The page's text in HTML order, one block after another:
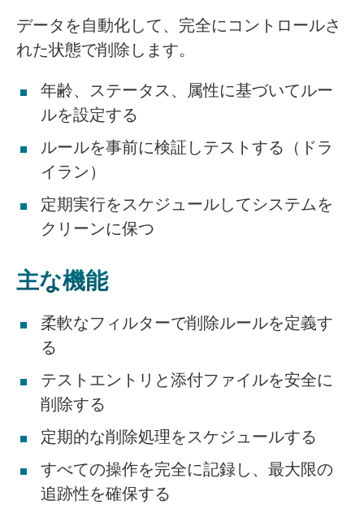
データを自動化して、完全にコントロールさ
れた状態で削除します。
年齢、ステータス、属性に基づいてルー
ルを設定する
ルールを事前に検証しテストする（ドラ
イラン）
定期実行をスケジュールしてシステムを
クリーンに保つ
主な機能
柔軟なフィルターで削除ルールを定義す
る
テストエントリと添付ファイルを安全に
削除する
定期的な削除処理をスケジュールする
すべての操作を完全に記録し、最大限の
追跡性を確保する